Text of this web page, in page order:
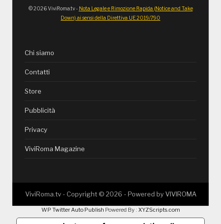
© 2026 ViviRoma.tv - Nota Legale e Rimozione Rapida (Notice and Take
Down) ai sensi della Direttiva UE 2019/790
Chi siamo
Contatti
Store
Pubblicità
Privacy
ViviRoma Magazine
ViviRoma.tv - Copyright ©2026 - Powered byVIVIROMA
WP Twitter Auto Publish Powered By : XYZScripts.com